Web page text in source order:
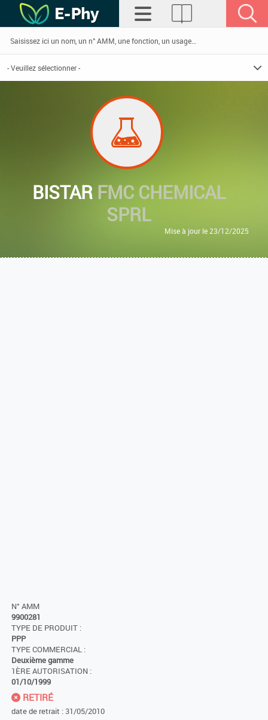
BISTAR FMC CHEMICAL
SPRL
Mise à jour le 23/12/2025
N° AMM
9900281
TYPE DE PRODUIT :
PPP
TYPE COMMERCIAL :
Deuxième gamme
1ÈRE AUTORISATION :
01/10/1999
RETIRÉ
date de retrait : 31/05/2010